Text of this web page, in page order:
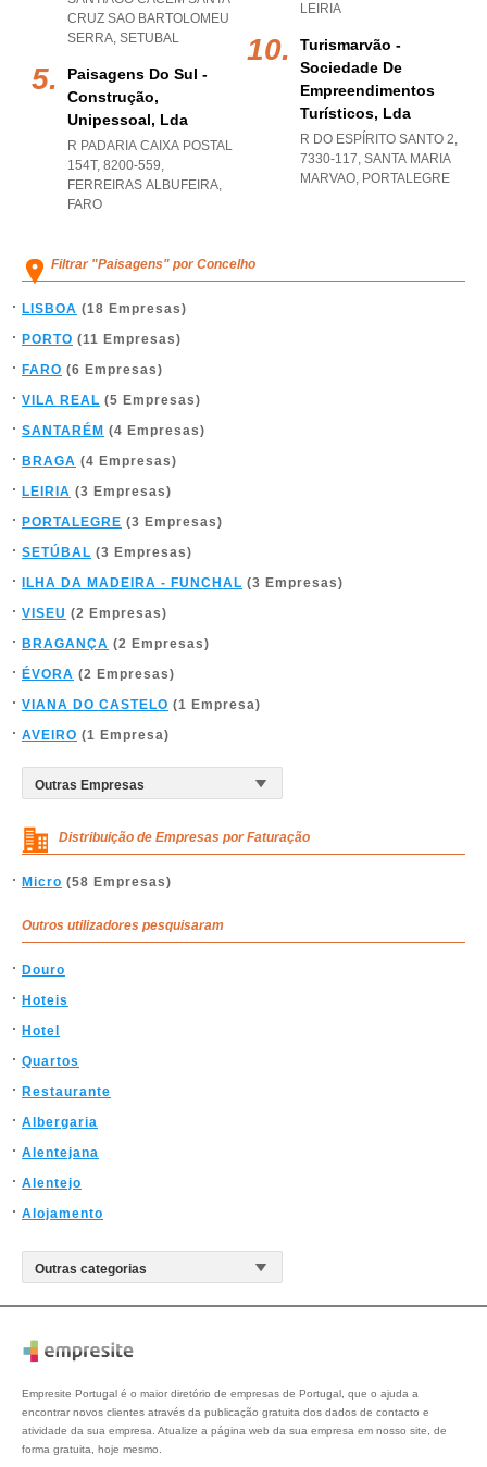
CRUZ SAO BARTOLOMEU
SERRA, SETUBAL
Paisagens Do Sul -
Construção,
Unipessoal, Lda
R PADARIA CAIXA POSTAL
154T, 8200-559,
FERREIRAS ALBUFEIRA,
FARO
LEIRIA
Turismarvão -
Sociedade De
Empreendimentos
Turísticos, Lda
R DO ESPÍRITO SANTO 2,
7330-117, SANTA MARIA
MARVAO, PORTALEGRE
Filtrar "Paisagens" por Concelho
LISBOA (18 Empresas)
PORTO (11 Empresas)
FARO (6 Empresas)
VILA REAL (5 Empresas)
SANTARÉM (4 Empresas)
BRAGA (4 Empresas)
LEIRIA (3 Empresas)
PORTALEGRE (3 Empresas)
SETÚBAL (3 Empresas)
ILHA DA MADEIRA - FUNCHAL (3 Empresas)
VISEU (2 Empresas)
BRAGANÇA (2 Empresas)
ÉVORA (2 Empresas)
VIANA DO CASTELO (1 Empresa)
AVEIRO (1 Empresa)
Distribuição de Empresas por Faturação
Micro (58 Empresas)
Outros utilizadores pesquisaram
Douro
Hoteis
Hotel
Quartos
Restaurante
Albergaria
Alentejana
Alentejo
Alojamento
Empresite Portugal é o maior diretório de empresas de Portugal, que o ajuda a
encontrar novos clientes através da publicação gratuita dos dados de contacto e
atividade da sua empresa. Atualize a página web da sua empresa em nosso site, de
forma gratuita, hoje mesmo.